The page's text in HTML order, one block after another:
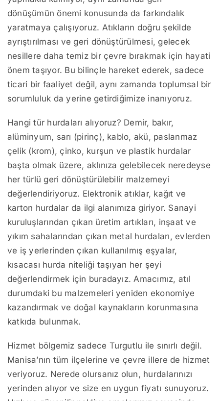
dönüşümün önemi konusunda da farkındalık
yaratmaya çalışıyoruz. Atıkların doğru şekilde
ayrıştırılması ve geri dönüştürülmesi, gelecek
nesillere daha temiz bir çevre bırakmak için hayati
önem taşıyor. Bu bilinçle hareket ederek, sadece
ticari bir faaliyet değil, aynı zamanda toplumsal bir
sorumluluk da yerine getirdiğimize inanıyoruz.
Hangi tür hurdaları alıyoruz? Demir, bakır,
alüminyum, sarı (pirinç), kablo, akü, paslanmaz
çelik (krom), çinko, kurşun ve plastik hurdalar
başta olmak üzere, aklınıza gelebilecek neredeyse
her türlü geri dönüştürülebilir malzemeyi
değerlendiriyoruz. Elektronik atıklar, kağıt ve
karton hurdalar da ilgi alanımıza giriyor. Sanayi
kuruluşlarından çıkan üretim artıkları, inşaat ve
yıkım sahalarından çıkan metal hurdaları, evlerden
ve iş yerlerinden çıkan kullanılmış eşyalar,
kısacası hurda niteliği taşıyan her şeyi
değerlendirmek için buradayız. Amacımız, atıl
durumdaki bu malzemeleri yeniden ekonomiye
kazandırmak ve doğal kaynakların korunmasına
katkıda bulunmak.
Hizmet bölgemiz sadece Turgutlu ile sınırlı değil.
Manisa’nın tüm ilçelerine ve çevre illere de hizmet
veriyoruz. Nerede olursanız olun, hurdalarınızı
yerinden alıyor ve size en uygun fiyatı sunuyoruz.